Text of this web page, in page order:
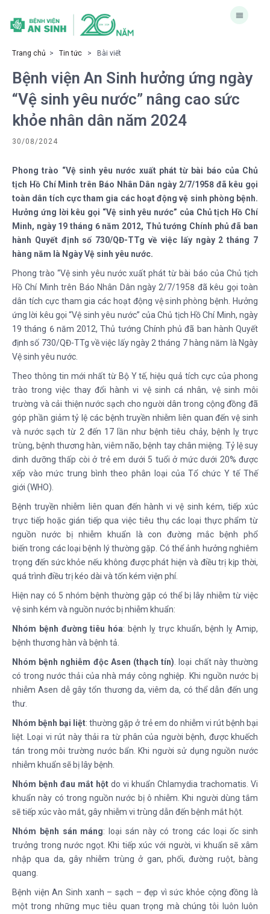
Trang chủ > Tin tức > Bài viết
Bệnh viện An Sinh hưởng ứng ngày
“Vệ sinh yêu nước” nâng cao sức
khỏe nhân dân năm 2024
30/08/2024
Phong trào “Vệ sinh yêu nước xuất phát từ bài báo của Chủ
tịch Hồ Chí Minh trên Báo Nhân Dân ngày 2/7/1958 đã kêu gọi
toàn dân tích cực tham gia các hoạt động vệ sinh phòng bệnh.
Hưởng ứng lời kêu gọi “Vệ sinh yêu nước” của Chủ tịch Hồ Chí
Minh, ngày 19 tháng 6 năm 2012, Thủ tướng Chính phủ đã ban
hành Quyết định số 730/QĐ-TTg về việc lấy ngày 2 tháng 7
hàng năm là Ngày Vệ sinh yêu nước.
Phong trào “Vệ sinh yêu nước xuất phát từ bài báo của Chủ tịch
Hồ Chí Minh trên Báo Nhân Dân ngày 2/7/1958 đã kêu gọi toàn
dân tích cực tham gia các hoạt động vệ sinh phòng bệnh. Hưởng
ứng lời kêu gọi “Vệ sinh yêu nước” của Chủ tịch Hồ Chí Minh, ngày
19 tháng 6 năm 2012, Thủ tướng Chính phủ đã ban hành Quyết
định số 730/QĐ-TTg về việc lấy ngày 2 tháng 7 hàng năm là Ngày
Vệ sinh yêu nước.
Theo thông tin mới nhất từ Bộ Y tế, hiệu quả tích cực của phong
trào trong việc thay đổi hành vi vệ sinh cá nhân, vệ sinh môi
trường và cải thiện nước sạch cho người dân trong cộng đồng đã
góp phần giảm tỷ lệ các bệnh truyền nhiễm liên quan đến vệ sinh
và nước sạch từ 2 đến 17 lần như bệnh tiêu chảy, bệnh lỵ trực
trùng, bệnh thương hàn, viêm não, bệnh tay chân miệng. Tỷ lệ suy
dinh dưỡng thấp còi ở trẻ em dưới 5 tuổi ở mức dưới 20% được
xếp vào mức trung bình theo phân loại của Tổ chức Y tế Thế
giới (WHO).
Bệnh truyền nhiễm liên quan đến hành vi vệ sinh kém, tiếp xúc
trực tiếp hoặc gián tiếp qua việc tiêu thụ các loại thực phẩm từ
nguồn nước bị nhiễm khuẩn là con đường mắc bệnh phổ
biến trong các loại bệnh lý thường gặp. Có thể ảnh hưởng nghiêm
trọng đến sức khỏe nếu không được phát hiện và điều trị kịp thời,
quá trình điều trị kéo dài và tốn kém viện phí.
Hiện nay có 5 nhóm bệnh thường gặp có thể bị lây nhiễm từ việc
vệ sinh kém và nguồn nước bị nhiễm khuẩn:
Nhóm bệnh đường tiêu hóa: bệnh lỵ trực khuẩn, bệnh lỵ Amip,
bệnh thương hàn và bệnh tả.
Nhóm bệnh nghiễm độc Asen (thạch tín) . loại chất này thường
có trong nước thải của nhà máy công nghiệp. Khi nguồn nước bị
nhiễm Asen dễ gây tổn thương da, viêm da, có thể dẫn đến ung
thư.
Nhóm bệnh bại liệt: thường gặp ở trẻ em do nhiễm vi rút bệnh bại
liệt. Loại vi rút này thải ra từ phân của người bệnh, được khuếch
tán trong môi trường nước bẩn. Khi người sử dụng nguồn nước
nhiễm khuẩn sẽ bị lây bệnh.
Nhóm bệnh đau mắt hột do vi khuẩn Chlamydia trachomatis. Vi
khuẩn này có trong nguồn nước bị ô nhiễm. Khi người dùng tắm
sẽ tiếp xúc vào mắt, gây nhiễm vi trùng dẫn đến bệnh mắt hột.
Nhóm bệnh sán máng: loại sán này có trong các loại ốc sinh
trưởng trong nước ngọt. Khi tiếp xúc với người, vi khuẩn sẽ xâm
nhập qua da, gây nhiễm trùng ở gan, phổi, đường ruột, bàng
quang.
Bệnh viện An Sinh xanh – sạch – đẹp vì sức khỏe cộng đồng là
một trong những mục tiêu quan trọng mà chúng tôi luôn luôn